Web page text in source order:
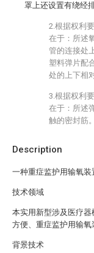
Description
一种重症监护用输氧装
技术领域
本实用新型涉及医疗
方便、重症监护用输氧
背景技术
罩上还设置有绕经
2.根据权利
在于：所述
管的连接处
塑料弹片配
处的上下相
3.根据权利
在于：所述
触的密封筋。